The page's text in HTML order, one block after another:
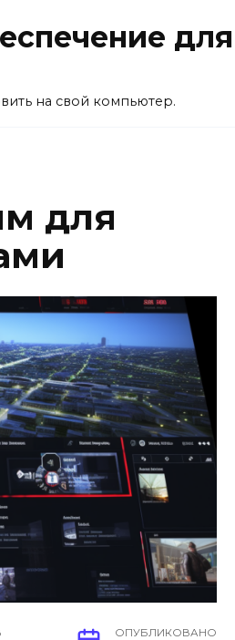
на свой компьютер.
для
ОПУБЛИКОВАНО